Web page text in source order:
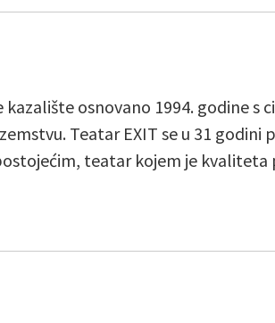
kazalište osnovano 1994. godine
Teatar EXIT se u 31
teatar kojem je